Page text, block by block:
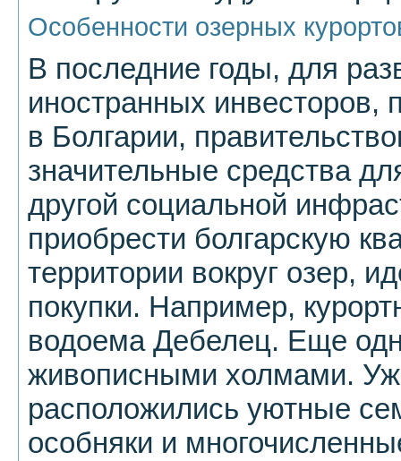
Особенности озерных
В последние годы, для
иностранных
в Болгарии,
значительные средства
другой социальной
приобрести болгарскую
территории вокруг озер,
покупки. Например,
водоема Дебелец. Еще
живописными холмами.
расположились уютные
особняки и